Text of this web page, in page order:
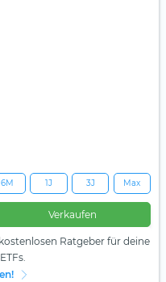
6M 1J 3J Max
Verkaufen
Ratgeber für deine